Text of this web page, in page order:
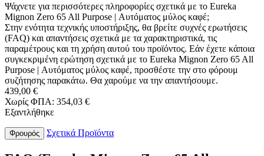
Ψάχνετε για περισσότερες πληροφορίες σχετικά με το Eureka
Mignon Zero 65 All Purpose | Αυτόματος μύλος καφέ;
Στην ενότητα τεχνικής υποστήριξης, θα βρείτε συχνές ερωτήσεις
(FAQ) και απαντήσεις σχετικά με τα χαρακτηριστικά, τις
παραμέτρους και τη χρήση αυτού του προϊόντος. Εάν έχετε κάποια
συγκεκριμένη ερώτηση σχετικά με το Eureka Mignon Zero 65 All
Purpose | Αυτόματος μύλος καφέ, προσθέστε την στο φόρουμ
συζήτησης παρακάτω. Θα χαρούμε να την απαντήσουμε.
439,00 €
Χωρίς ΦΠΑ: 354,03 €
Εξαντλήθηκε
Φρουρός Σχετικά Προϊόντα